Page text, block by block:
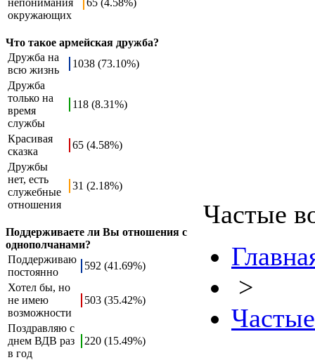
непонимания
окружающих
65 (4.58%)
Что такое армейская дружба?
Дружба на
всю жизнь
1038 (73.10%)
Дружба
только на
время
службы
118 (8.31%)
Красивая
сказка
65 (4.58%)
Дружбы
нет, есть
служебные
отношения
31 (2.18%)
Поддерживаете ли Вы отношения с
однополчанами?
Поддерживаю
постоянно
592 (41.69%)
Хотел бы, но
не имею
возможности
503 (35.42%)
Поздравляю с
днем ВДВ раз
в год
220 (15.49%)
Частые
>